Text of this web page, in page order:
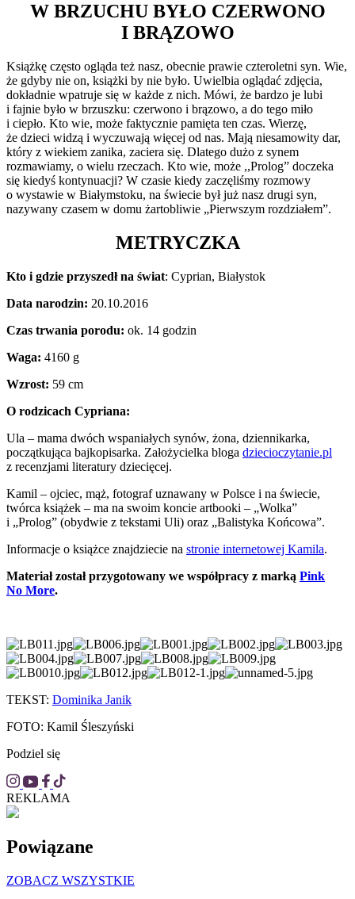
W BRZUCHU BYŁO CZERWONO
I BRĄZOWO
Książkę często ogląda też nasz, obecnie prawie czteroletni syn. Wie,
że gdyby nie on, książki by nie było. Uwielbia oglądać zdjęcia,
dokładnie wpatruje się w każde z nich. Mówi, że bardzo je lubi
i fajnie było w brzuszku: czerwono i brązowo, a do tego miło
i ciepło. Kto wie, może faktycznie pamięta ten czas. Wierzę,
że dzieci widzą i wyczuwają więcej od nas. Mają niesamowity dar,
który z wiekiem zanika, zaciera się. Dlatego dużo z synem
rozmawiamy, o wielu rzeczach. Kto wie, może ,,Prolog” doczeka
się kiedyś kontynuacji? W czasie kiedy zaczęliśmy rozmowy
o wystawie w Białymstoku, na świecie był już nasz drugi syn,
nazywany czasem w domu żartobliwie „Pierwszym rozdziałem”.
METRYCZKA
Kto i gdzie przyszedł na świat: Cyprian, Białystok
Data narodzin: 20.10.2016
Czas trwania porodu: ok. 14 godzin
Waga: 4160 g
Wzrost: 59 cm
O rodzicach Cypriana:
Ula – mama dwóch wspaniałych synów, żona, dziennikarka,
początkująca bajkopisarka. Założycielka bloga dziecioczytanie.pl
z recenzjami literatury dziecięcej.
Kamil – ojciec, mąż, fotograf uznawany w Polsce i na świecie,
twórca książek – ma na swoim koncie artbooki – „Wolka”
i „Prolog” (obydwie z tekstami Uli) oraz „Balistyka Końcowa”.
Informacje o książce znajdziecie na stronie internetowej Kamila.
Materiał został przygotowany we współpracy z marką Pink
No More.
TEKST: Dominika Janik
FOTO: Kamil Śleszyński
Podziel się
REKLAMA
Powiązane
ZOBACZ WSZYSTKIE